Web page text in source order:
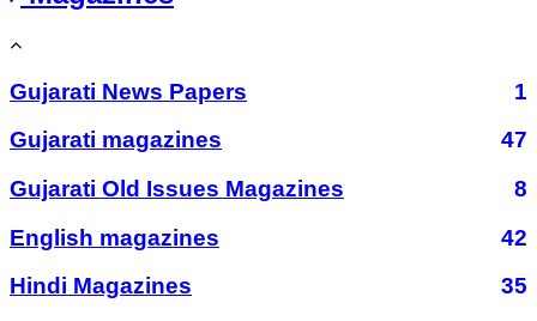
Gujarati News Papers
1
Gujarati magazines
47
Gujarati Old Issues Magazines
8
English magazines
42
Hindi Magazines
35